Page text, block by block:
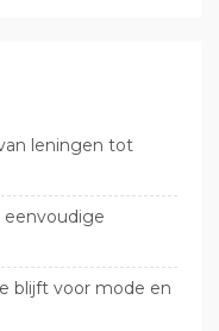
leningen tot
eenvoudige
blijft voor mode en